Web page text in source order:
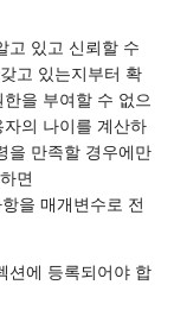
고 있고 신뢰할 수
고 있는지부터 확
을 부여할 수 없으
의 나이를 계산하
을 만족할 경우에만
면
을 매개변수로 전
션에 등록되어야 합